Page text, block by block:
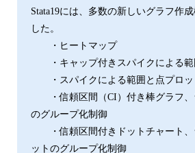
Stata19には、多数の新しいグラフ作
した。
・ヒートマップ
・キャップ付きスパイクによる範
・スパイクによる範囲と点プロッ
・信頼区間（CI）付き棒グラフ、
のグループ化制御
・信頼区間付きドットチャート、
ットのグループ化制御